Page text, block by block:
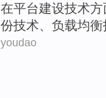
在平台建设技术方
份技术、 负载均衡
youdao